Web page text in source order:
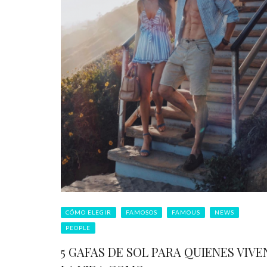
CÓMO ELEGIR FAMOSOS FAMOUS NEWS
PEOPLE
5 GAFAS DE SOL PARA QUIENES